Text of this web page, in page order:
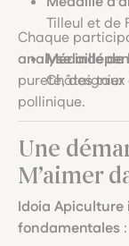
Tilleul et de
Médaille de
Châtaignier
Chaque
analyse
pureté, des
pollinique.
Une
M’aimer
Idoia
fondamentales :